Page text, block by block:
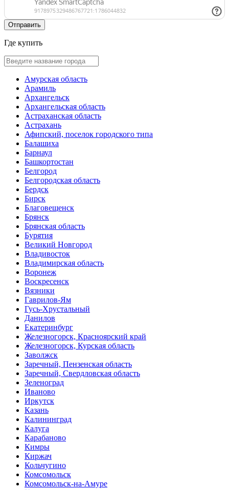
Где купить
Амурская область
Арамиль
Архангельск
Архангельская область
Астраханская область
Астрахань
Афипский, поселок городского типа
Балашиха
Барнаул
Башкортостан
Белгород
Белгородская область
Бердск
Бирск
Благовещенск
Брянск
Брянская область
Бурятия
Великий Новгород
Владивосток
Владимирская область
Воронеж
Воскресенск
Вязники
Гаврилов-Ям
Гусь-Хрустальный
Данилов
Екатеринбург
Железногорск, Красноярский край
Железногорск, Курская область
Заволжск
Заречный, Пензенская область
Заречный, Свердловская область
Зеленоград
Иваново
Иркутск
Казань
Калининград
Калуга
Карабаново
Кимры
Киржач
Кольчугино
Комсомольск
Комсомольск-на-Амуре